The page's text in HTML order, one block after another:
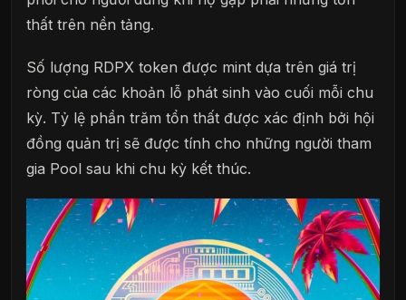
thất trên nền tảng.
Số lượng RDPX token được mint dựa trên giá trị
ròng của các khoản lỗ phát sinh vào cuối mỗi chu
kỳ. Tỷ lệ phần trăm tổn thất được xác định bởi hội
đồng quản trị sẽ được tính cho những người tham
gia Pool sau khi chu kỳ kết thúc.